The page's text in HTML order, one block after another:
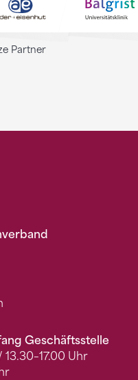
Partner
Geschäftsstelle
Uhr